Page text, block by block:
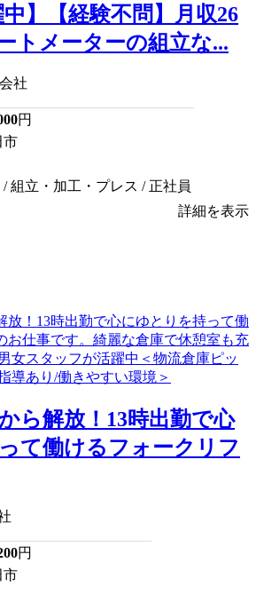
中】【経験不問】月収26
トメーターの組立な...
社
円
市
組立・加工・プレス / 正社員
詳細を表示
ら解放！13時出勤で心
て働けるフォークリフ
円
市